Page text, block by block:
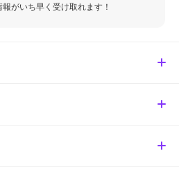
がいち早く受け取れます！